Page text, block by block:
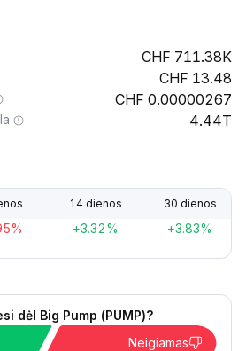
711.38K
13.48
0.00000267
4.44T
14 dienos 30 dienos
+3.32% +3.83%
dėl Big Pump (PUMP)?
Neigiamas